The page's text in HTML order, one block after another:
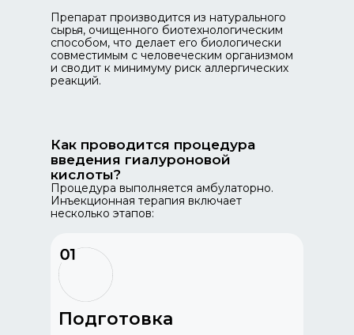
Как проводится процедура
введения гиалуроновой
кислоты?
Процедура выполняется амбулаторно.
Инъекционная терапия включает
несколько этапов:
Препарат производится из натурального
сырья, очищенного биотехнологическим
способом, что делает его биологически
совместимым с человеческим организмом
и сводит к минимуму риск аллергических
реакций.
Подготовка